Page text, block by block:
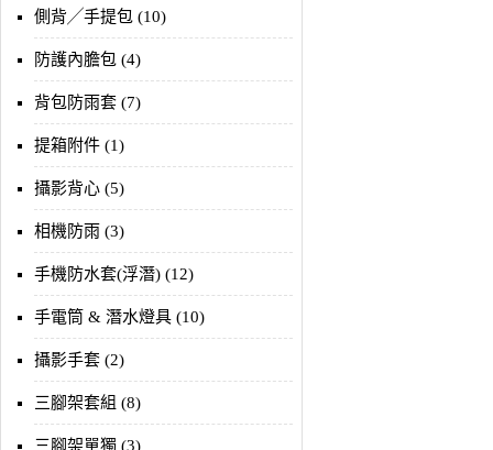
側背╱手提包 (10)
防護內膽包 (4)
背包防雨套 (7)
提箱附件 (1)
攝影背心 (5)
相機防雨 (3)
手機防水套(浮潛) (12)
手電筒 & 潛水燈具 (10)
攝影手套 (2)
三腳架套組 (8)
三腳架單獨 (3)